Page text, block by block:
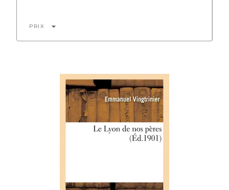
PRIX arrow_drop_down